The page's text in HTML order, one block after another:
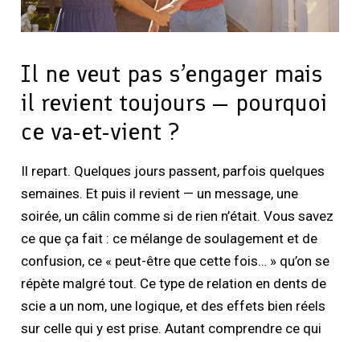
Il ne veut pas s’engager mais
il revient toujours — pourquoi
ce va-et-vient ?
Il repart. Quelques jours passent, parfois quelques
semaines. Et puis il revient — un message, une
soirée, un câlin comme si de rien n’était. Vous savez
ce que ça fait : ce mélange de soulagement et de
confusion, ce « peut-être que cette fois… » qu’on se
répète malgré tout. Ce type de relation en dents de
scie a un nom, une logique, et des effets bien réels
sur celle qui y est prise. Autant comprendre ce qui